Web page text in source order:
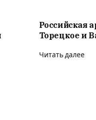
Российская
Торецкое и
Читать далее